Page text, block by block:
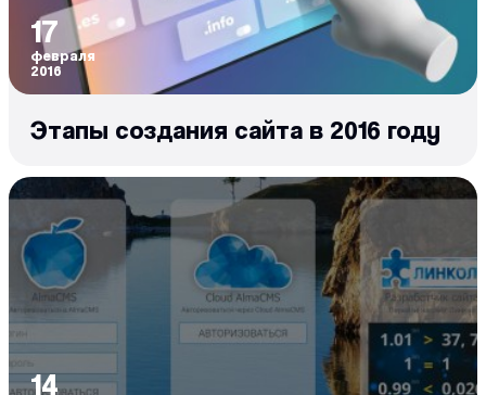
17
февраля
2016
Этапы создания сайта в 2016 году
14